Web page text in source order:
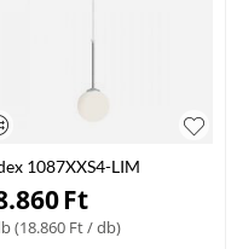
1087XXS4-LIM
fém / üveg 1 x 40W
Ft
(18.860 Ft/ db)